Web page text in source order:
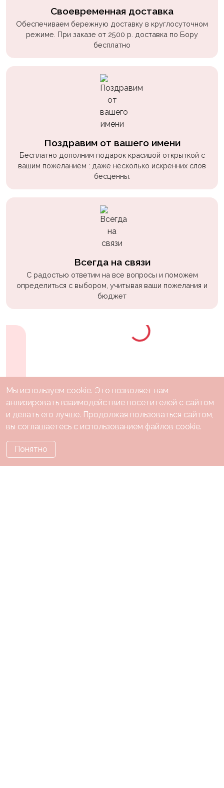
Своевременная доставка
Обеспечиваем бережную доставку в круглосуточном
режиме. При заказе от 2500 р. доставка по Бору
бесплатно
Поздравим от вашего имени
Бесплатно дополним подарок красивой открыткой с
вашим пожеланием : даже несколько искренних слов
бесценны.
Всегда на связи
С радостью ответим на все вопросы и поможем
определиться с выбором, учитывая ваши пожелания и
бюджет
Каталог
Мы используем cookie. Это позволяет нам
анлизировать взаимодействие посетителей с сайтом
и делать его лучше. Продолжая пользоваться сайтом,
вы соглашаетесь с использованием файлов cookie.
Понятно